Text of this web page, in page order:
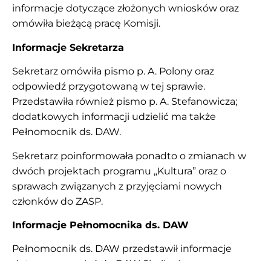
informacje dotyczące złożonych wniosków oraz
omówiła bieżącą pracę Komisji.
Informacje Sekretarza
Sekretarz omówiła pismo p. A. Polony oraz
odpowiedź przygotowaną w tej sprawie.
Przedstawiła również pismo p. A. Stefanowicza;
dodatkowych informacji udzielić ma także
Pełnomocnik ds. DAW.
Sekretarz poinformowała ponadto o zmianach w
dwóch projektach programu „Kultura” oraz o
sprawach związanych z przyjęciami nowych
członków do ZASP.
Informacje Pełnomocnika ds. DAW
Pełnomocnik ds. DAW przedstawił informacje